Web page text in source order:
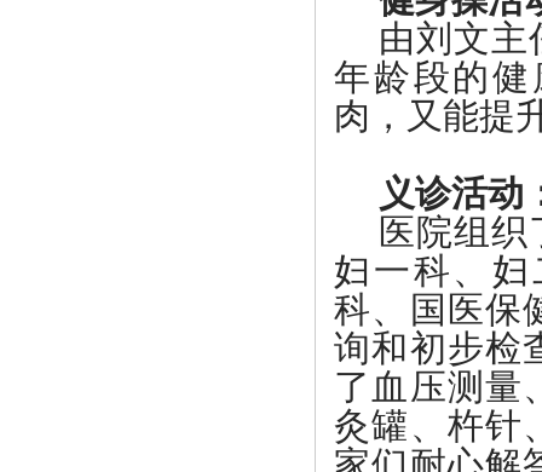
由刘文主
年龄段的
肉，又能提
义诊活动
医院组
妇一科、
科、国医保
询和初步检
了血压测量
灸罐、杵针